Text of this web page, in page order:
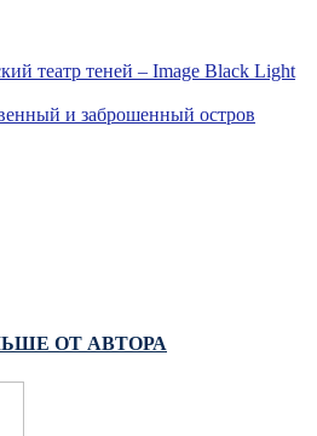
театр теней – Image Black Light
и заброшенный остров
ОТ АВТОРА